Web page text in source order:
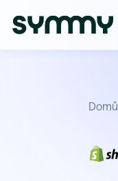
Domů